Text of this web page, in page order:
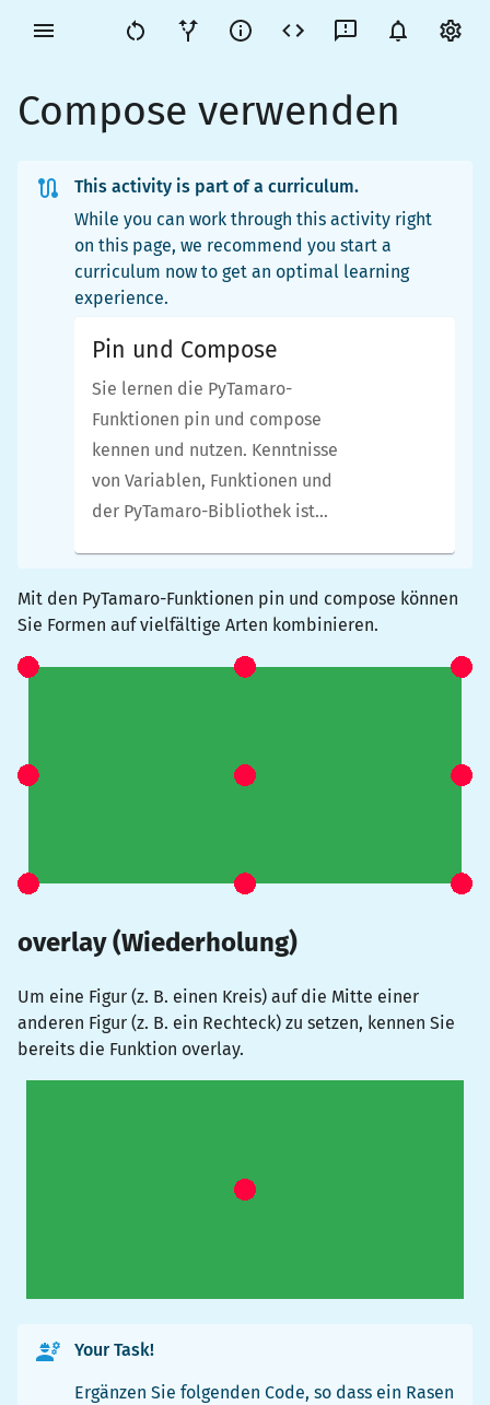
Compose verwenden
This activity is part of a curriculum.
While you can work through this activity right
on this page, we recommend you start a
curriculum now to get an optimal learning
experience.
Pin und Compose
Sie lernen die PyTamaro-
Funktionen pin und compose
kennen und nutzen. Kenntnisse
von Variablen, Funktionen und
der PyTamaro-Bibliothek ist
Mit den PyTamaro-Funktionen pin und compose können
Sie Formen auf vielfältige Arten kombinieren.
overlay(Wiederholung)
Um eine Figur (z. B. einen Kreis) auf die Mitte einer
anderen Figur (z. B. ein Rechteck) zu setzen, kennen Sie
bereits die Funktion overlay.
Your Task!
Ergänzen Sie folgenden Code, so dass ein Rasen